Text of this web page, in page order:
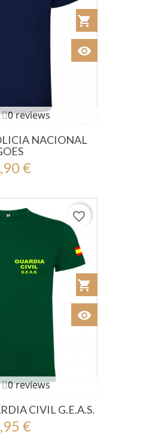
0 reviews
NACIONAL
€
shopping_cart
visibility
0 reviews
CIVIL G.E.A.S.
€
shopping_cart
visibility
favorite_border